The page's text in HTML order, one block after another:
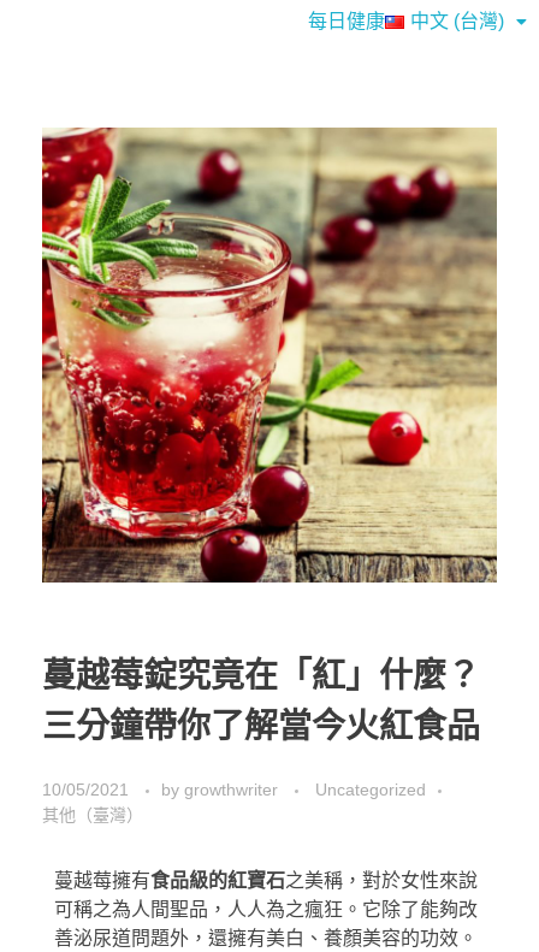
每日健康 中文 (台灣)
蔓越莓錠究竟在「紅」什麼？
三分鐘帶你了解當今火紅食品
10/05/2021 by growthwriter
Uncategorized
其他（臺灣）
蔓越莓擁有食品級的紅寶石之美稱，對於女性來說
可稱之為人間聖品，人人為之瘋狂。它除了能夠改
善泌尿道問題外，還擁有美白、養顏美容的功效。